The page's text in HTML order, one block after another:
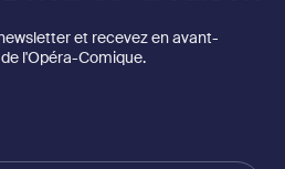
et recevez en avant-
l'Opéra-Comique.